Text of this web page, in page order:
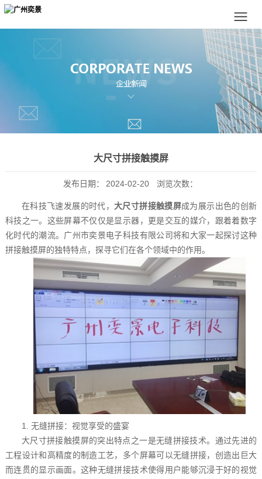
大尺寸拼接触摸屏
发布日期： 2024-02-20 浏览次数：
在科技飞速发展的时代， 大尺寸拼接触摸屏成为展示出色的创新
科技之一。这些屏幕不仅仅是显示器，更是交互的媒介，跟着着数字
化时代的潮流。广州市奕景电子科技有限公司将和大家一起探讨这种
拼接触摸屏的独特特点，探寻它们在各个领域中的作用。
1. 无缝拼接：视觉享受的盛宴
大尺寸拼接触摸屏的突出特点之一是无缝拼接技术。通过先进的
工程设计和高精度的制造工艺，多个屏幕可以无缝拼接，创造出巨大
而连贯的显示画面。这种无缝拼接技术使得用户能够沉浸于好的视觉